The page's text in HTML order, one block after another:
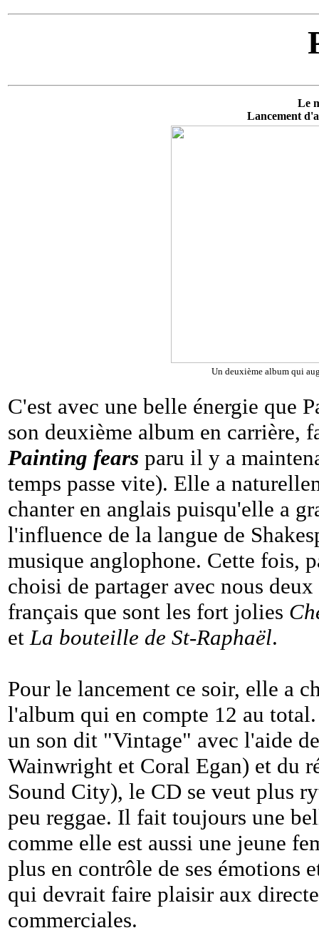
Le
Lancement
Un deuxième album qui
C'est avec une belle énergie que
son deuxième album en carrière,
Painting fears paru il y a
temps passe vite). Elle a
chanter en anglais puisqu'elle a
l'influence de la langue de
musique anglophone. Cette fois,
choisi de partager avec nous
français que sont les fort jolies
etLa bouteille de St-Raphaël.
Pour le lancement ce soir, elle a
l'album qui en compte 12 au
un son dit "Vintage" avec l'aide
Wainwright et Coral Egan) et du
Sound City), le CD se veut plus
peu reggae. Il fait toujours une
comme elle est aussi une jeune
plus en contrôle de ses émotions
qui devrait faire plaisir aux
commerciales.